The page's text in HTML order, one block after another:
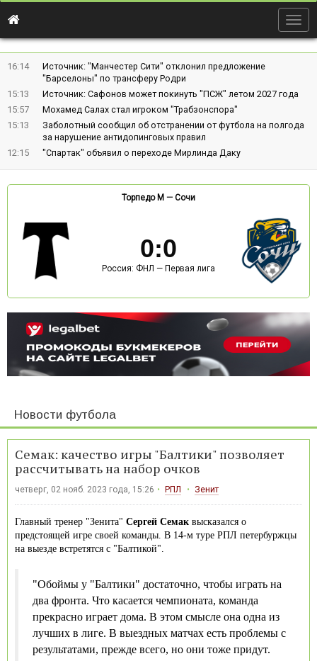
16:14
Источник: "Манчестер Сити" отклонил предложение
"Барселоны" по трансферу Родри
15:13
Источник: Сафонов может покинуть "ПСЖ" летом 2027 года
15:57
Мохамед Салах стал игроком "Трабзонспора"
15:13
Заболотный сообщил об отстранении от футбола на полгода
за нарушение антидопинговых правил
12:15
"Спартак" объявил о переходе Мирлинда Даку
Торпедо М — Сочи
0:0
Россия: ФНЛ — Первая лига
Новости футбола
Семак: качество игры "Балтики" позволяет
рассчитывать на набор очков
четверг, 02 нояб. 2023 года, 15:26 РПЛ Зенит
Главный тренер "Зенита" Сергей Семак высказался о
предстоящей игре своей команды. В 14-м туре РПЛ петербуржцы
на выезде встретятся с "Балтикой".
"Обоймы у "Балтики" достаточно, чтобы играть на
два фронта. Что касается чемпионата, команда
прекрасно играет дома. В этом смысле она одна из
лучших в лиге. В выездных матчах есть проблемы с
результатами, прежде всего, но они тоже придут.